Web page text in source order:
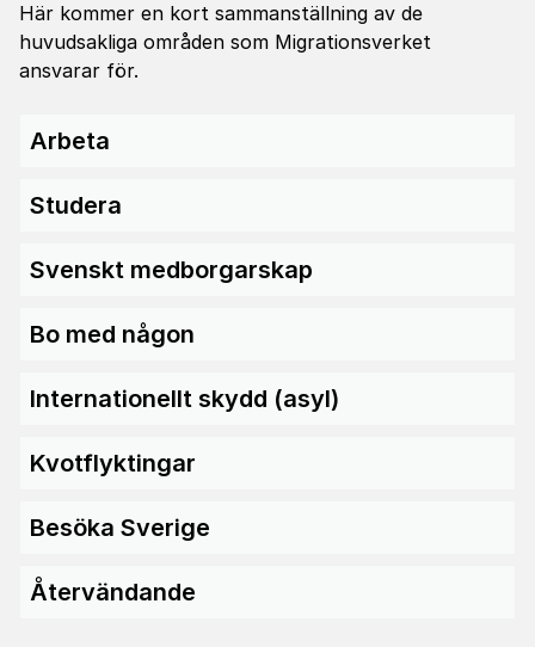
Här kommer en kort sammanställning av de
huvudsakliga områden som Migrationsverket
ansvarar för.
Arbeta
Studera
Svenskt medborgarskap
Bo med någon
Internationellt skydd (asyl)
Kvotflyktingar
Besöka Sverige
Återvändande